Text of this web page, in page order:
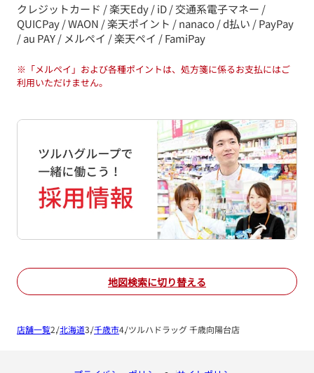
クレジットカード / 楽天Edy / iD / 交通系電子マネー /
QUICPay / WAON / 楽天ポイント / nanaco / d払い / PayPay
/ au PAY / メルペイ / 楽天ペイ / FamiPay
※ 「メルペイ」および各種ポイントは、処方箋に係るお支払にはご
利用いただけません。
地図検索に切り替える
店舗一覧 北海道 千歳市 ツルハドラッグ 千歳向陽台店